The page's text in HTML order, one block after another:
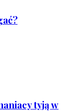
tyją w